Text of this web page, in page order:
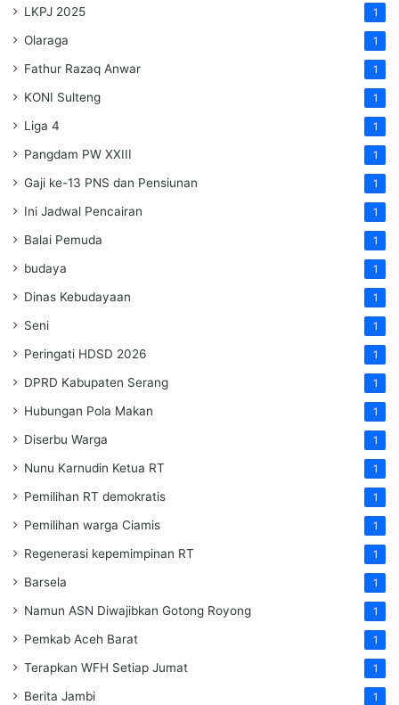
LKPJ 2025 1
Olaraga 1
Fathur Razaq Anwar 1
KONI Sulteng 1
Liga 4 1
Pangdam PW XXIII 1
Gaji ke-13 PNS dan Pensiunan 1
Ini Jadwal Pencairan 1
Balai Pemuda 1
budaya 1
Dinas Kebudayaan 1
Seni 1
Peringati HDSD 2026 1
DPRD Kabupaten Serang 1
Hubungan Pola Makan 1
Diserbu Warga 1
Nunu Karnudin Ketua RT 1
Pemilihan RT demokratis 1
Pemilihan warga Ciamis 1
Regenerasi kepemimpinan RT 1
Barsela 1
Namun ASN Diwajibkan Gotong Royong 1
Pemkab Aceh Barat 1
Terapkan WFH Setiap Jumat 1
Berita Jambi 1